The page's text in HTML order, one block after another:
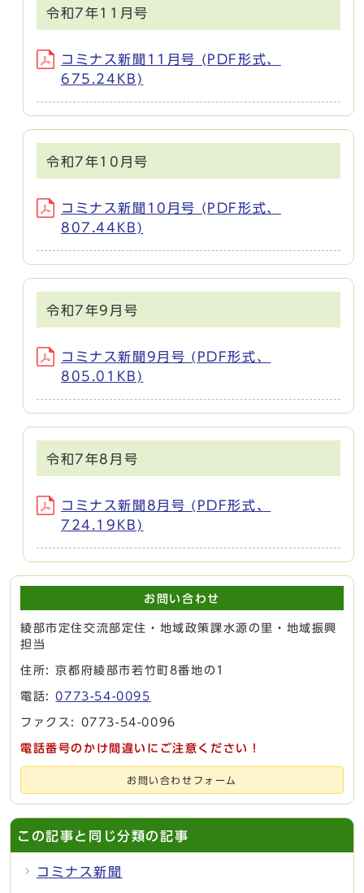
令和7年11月号
コミナス新聞11月号 (PDF形式、
675.24KB)
令和7年10月号
コミナス新聞10月号 (PDF形式、
807.44KB)
令和7年9月号
コミナス新聞9月号 (PDF形式、
805.01KB)
令和7年8月号
コミナス新聞8月号 (PDF形式、
724.19KB)
お問い合わせ
綾部市定住交流部定住・地域政策課水源の里・地域振興
担当
住所: 京都府綾部市若竹町8番地の1
電話:0773-54-0095
ファクス: 0773-54-0096
電話番号のかけ間違いにご注意ください！
お問い合わせフォーム
この記事と同じ分類の記事
コミナス新聞